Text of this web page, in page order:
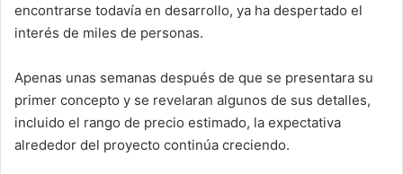
encontrarse todavía en desarrollo, ya ha despertado el
interés de miles de personas.
Apenas unas semanas después de que se presentara su
primer concepto y se revelaran algunos de sus detalles,
incluido el rango de precio estimado, la expectativa
alrededor del proyecto continúa creciendo.